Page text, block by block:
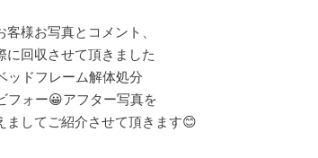
客様お写真とコメント、
に回収させて頂きました
ッドフレーム解体処分
フォー😀アフター写真を
ましてご紹介させて頂きます😊